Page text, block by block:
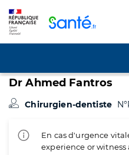
Dr Ahmed Fantros
Chirurgien-dentiste
En cas d'urgence
experience or